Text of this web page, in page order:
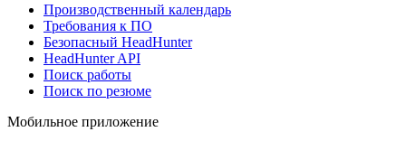
Производственный календарь
Требования к ПО
Безопасный HeadHunter
HeadHunter API
Поиск работы
Поиск по резюме
Мобильное приложение